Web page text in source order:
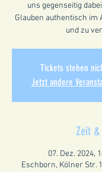
uns gegenseitig
Glauben authentisch im
und zu
Tickets stehen
Jetzt andere
Zeit &
07. Dez. 2024,
Eschborn, Kölner Str.